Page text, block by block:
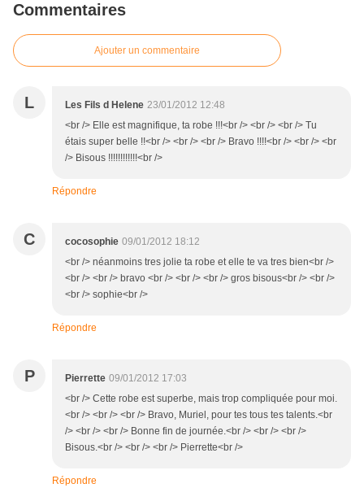
Commentaires
Ajouter un commentaire
L Les Fils d Helene 23/01/2012 12:48
<br /> Elle est magnifique, ta robe !!!<br /> <br /> <br /> Tu
étais super belle !!<br /> <br /> <br /> Bravo !!!!<br /> <br /> <br
/> Bisous !!!!!!!!!!!!<br />
Répondre
C cocosophie 09/01/2012 18:12
<br /> néanmoins tres jolie ta robe et elle te va tres bien<br />
<br /> <br /> bravo <br /> <br /> <br /> gros bisous<br /> <br />
<br /> sophie<br />
Répondre
P Pierrette 09/01/2012 17:03
<br /> Cette robe est superbe, mais trop compliquée pour moi.
<br /> <br /> <br /> Bravo, Muriel, pour tes tous tes talents.<br
/> <br /> <br /> Bonne fin de journée.<br /> <br /> <br />
Bisous.<br /> <br /> <br /> Pierrette<br />
Répondre